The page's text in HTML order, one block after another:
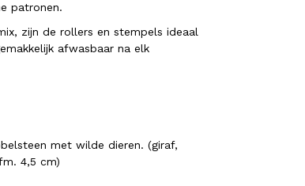
patronen.
zijn de rollers en stempels ideaal
afwasbaar na elk
met wilde dieren. (giraf,
4,5 cm)